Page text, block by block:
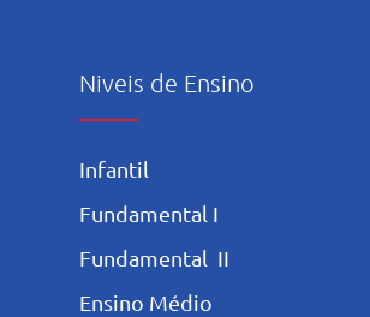
Niveis de Ensino
Infantil
Fundamental I
Fundamental II
Ensino Médio